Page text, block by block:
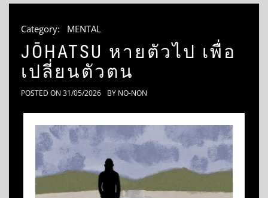
Category: MENTAL
JŌHATSU หายตัวไป เพื่อ
เปลี่ยนตัวตน
POSTED ON 31/05/2026 BY NO-NON